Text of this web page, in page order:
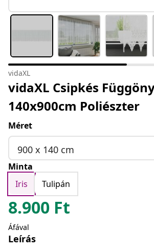
vidaXL
vidaXL Csipkés
140x900cm Poliészter
Méret
900 x 140 cm
Minta
Iris
Tulipán
8.900 Ft
Áfával
Leírás